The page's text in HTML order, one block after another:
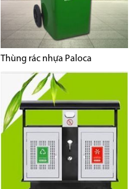
Thùng rác nhựa Paloca